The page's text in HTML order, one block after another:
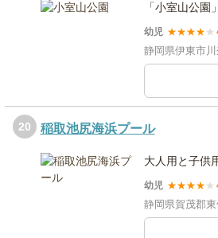
「小室山公
幼児 ★★★★ ★
静岡県伊東市川
20 稲取池尻海浜プール
大人用と子供
幼児 ★★★★ ★
静岡県賀茂郡